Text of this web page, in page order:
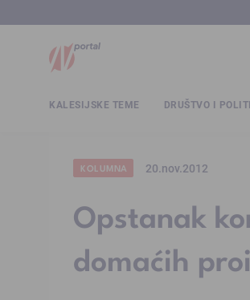
KALESIJSKE TEME DRUŠTVO I
KOLUMNA 20.nov.2012
Opstanak
domaćih